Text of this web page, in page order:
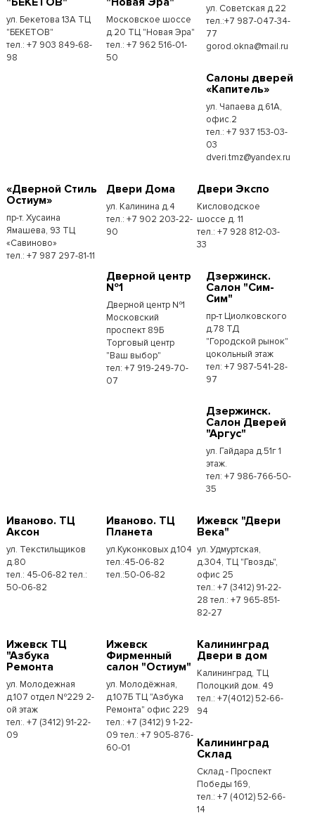
ул. Бекетова 13А ТЦ
"БЕКЕТОВ"
тел.: +7 903 849-68-
98
Московское шоссе
д.20 ТЦ "Новая Эра"
тел.: +7 962 516-01-
50
ул. Советская д.22
тел.:+7 987-047-34-
77
gorod.okna@mail.ru
Cалоны дверей
«Капитель»
ул. Чапаева д.61А,
офис.2
тел.: +7 937 153-03-
03
dveri.tmz@yandex.ru
«Дверной Стиль
Остиум»
пр-т. Хусаина
Ямашева, 93 ТЦ
«Савиново»
тел.: +7 987 297-81-11
Двери Дома
ул. Калинина д.4
тел.: +7 902 203-22-
90
Двери Экспо
Кисловодское
шоссе д. 11
тел.: +7 928 812-03-
33
Дверной центр
№1
Дверной центр №1
Московский
проспект 89Б
Торговый центр
"Ваш выбор"
тел: +7 919-249-70-
07
Дзержинск.
Салон "Сим-
Сим"
пр-т Циолковского
д.78 ТД
"Городской рынок"
цокольный этаж
тел: +7 987-541-28-
97
Дзержинск.
Салон Дверей
"Аргус"
ул. Гайдара д.51г 1
этаж.
тел: +7 986-766-50-
35
Иваново. ТЦ
Аксон
ул. Текстильщиков
д.80
тел.: 45-06-82 тел.:
50-06-82
Иваново. ТЦ
Планета
ул.Куконковых д.104
тел.:45-06-82
тел.:50-06-82
Ижевск "Двери
Века"
ул. Удмуртская,
д.304, ТЦ "Гвоздь",
офис 25
тел.: +7 (3412) 91-22-
28 тел.: +7 965-851-
82-27
Ижевск ТЦ
"Азбука
Ремонта
ул. Молодежная
д.107 отдел №229 2-
ой этаж
тел:. +7 (3412) 91-22-
09
Ижевск
Фирменный
салон "Остиум"
ул. Молодёжная,
д.107Б ТЦ "Азбука
Ремонта" офис 229
тел.: +7 (3412) 9 1-22-
09 тел.: +7 905-876-
60-01
Калининград
Двери в дом
Калининград, ТЦ
Полоцкий дом. 49
тел.: +7(4012) 52-66-
94
Калининград
Склад
Склад - Проспект
Победы 169,
тел.:​ +7 (4012) 52-66-
14